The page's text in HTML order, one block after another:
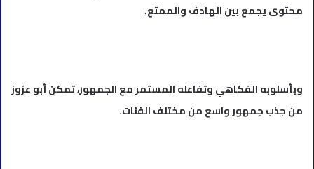
محتوى يجمع بين الهادف والممتع.
وبأسلوبه الفكاهي وتفاعله المستمر مع الجمهور، تمكن أبو عزوز
من جذب جمهور واسع من مختلف الفئات.